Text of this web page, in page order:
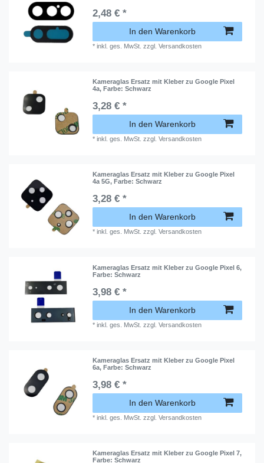
2,48 € *
In den Warenkorb
*inkl. ges. MwSt. zzgl.Versandkosten
Kameraglas Ersatz mit Kleber zu Google Pixel
4a, Farbe: Schwarz
3,28 € *
In den Warenkorb
*inkl. ges. MwSt. zzgl.Versandkosten
Kameraglas Ersatz mit Kleber zu Google Pixel
4a 5G, Farbe: Schwarz
3,28 € *
In den Warenkorb
*inkl. ges. MwSt. zzgl.Versandkosten
Kameraglas Ersatz mit Kleber zu Google Pixel 6,
Farbe: Schwarz
3,98 € *
In den Warenkorb
*inkl. ges. MwSt. zzgl.Versandkosten
Kameraglas Ersatz mit Kleber zu Google Pixel
6a, Farbe: Schwarz
3,98 € *
In den Warenkorb
*inkl. ges. MwSt. zzgl.Versandkosten
Kameraglas Ersatz mit Kleber zu Google Pixel 7,
Farbe: Schwarz